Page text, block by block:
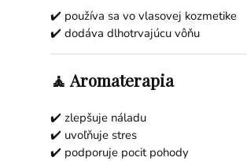
✔️ používa sa vo vlasovej kozmetike
✔️ dodáva dlhotrvajúcu vôňu
🧘 Aromaterapia
✔️ zlepšuje náladu
✔️ uvoľňuje stres
✔️ podporuje pocit pohody